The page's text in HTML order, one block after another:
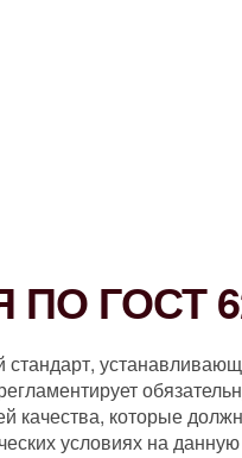
ГОСТ
качества, которые
условиях на